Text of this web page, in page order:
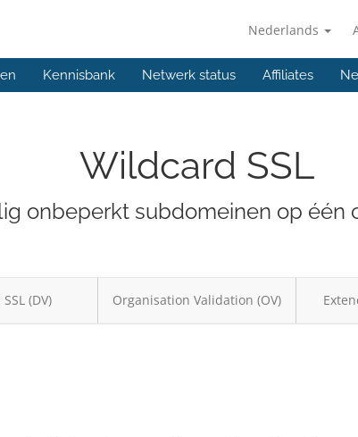
Nederlands
Kennisbank Netwerk status Affiliates
Wildcard SSL
onbeperkt subdomeinen op één
(DV) Organisation Validation (OV)